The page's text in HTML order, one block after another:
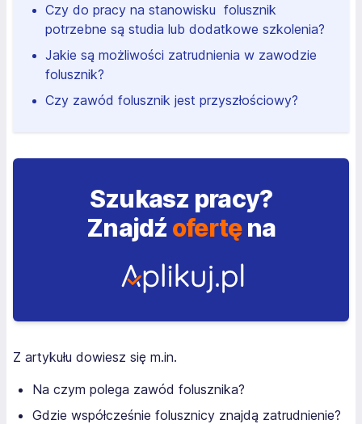
Czy do pracy na stanowisku folusznik
potrzebne są studia lub dodatkowe szkolenia?
Jakie są możliwości zatrudnienia w zawodzie
folusznik?
Czy zawód folusznik jest przyszłościowy?
Szukasz pracy?
Znajdź ofertęna
Z artykułu dowiesz się m.in.
Na czym polega zawód folusznika?
Gdzie współcześnie folusznicy znajdą zatrudnienie?